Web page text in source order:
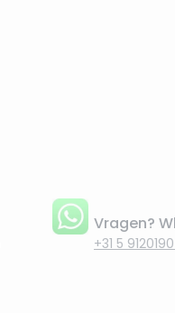
Vragen?
+31 5